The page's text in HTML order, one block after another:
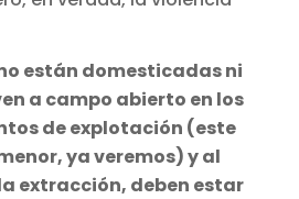
están domesticadas ni
a campo abierto en los
de explotación (este
ya veremos) y al
extracción, deben estar